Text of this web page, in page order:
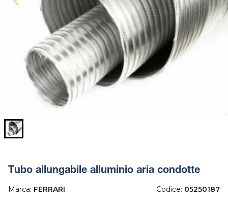
Tubo allungabile alluminio aria condotte
Marca: FERRARI Codice: 05250187